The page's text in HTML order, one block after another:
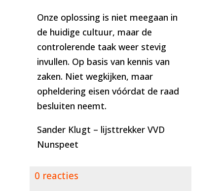
Onze oplossing is niet meegaan in
de huidige cultuur, maar de
controlerende taak weer stevig
invullen. Op basis van kennis van
zaken. Niet wegkijken, maar
opheldering eisen vóórdat de raad
besluiten neemt.
Sander Klugt – lijsttrekker VVD
Nunspeet
0 reacties